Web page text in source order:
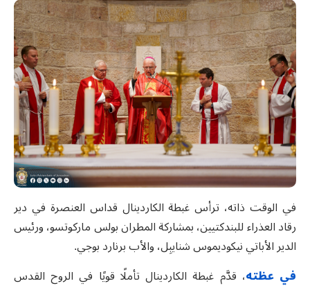
في الوقت ذاته، ترأس غبطة الكاردينال قداس العنصرة في دير
رقاد العذراء للبندكتيين، بمشاركة المطران بولس ماركوتسو، ورئيس
الدير الأباتي نيكوديموس شنايبِل، والأب برنارد بوجي.
في عظته، قدَّم غبطة الكاردينال تأملًا قويًا في الروح القدس